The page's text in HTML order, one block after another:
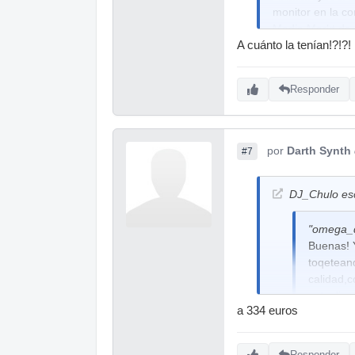
monitor en la
Media Markt de
probar una. Un
A cuánto la tenían!?!?!
Responder
#7 por Darth Synth
DJ_Chulo
Buenas!
a 334 euros